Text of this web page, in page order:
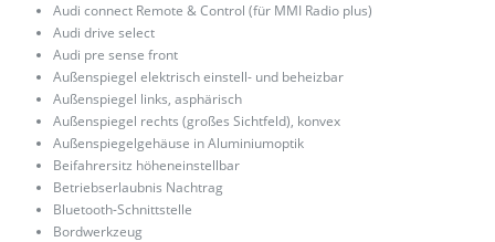
Audi connect Remote & Control (für MMI Radio plus)
Audi drive select
Audi pre sense front
Außenspiegel elektrisch einstell- und beheizbar
Außenspiegel links, asphärisch
Außenspiegel rechts (großes Sichtfeld), konvex
Außenspiegelgehäuse in Aluminiumoptik
Beifahrersitz höheneinstellbar
Betriebserlaubnis Nachtrag
Bluetooth-Schnittstelle
Bordwerkzeug